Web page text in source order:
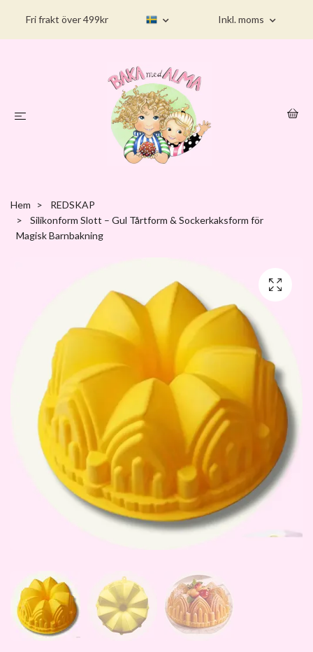
Fri frakt över 499kr Inkl. moms
Hem
REDSKAP
Silikonform Slott – Gul Tårtform & Sockerkaksform för
Magisk Barnbakning